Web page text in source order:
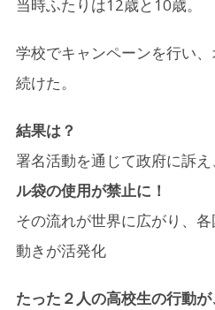
当時ふたりは12歳と10歳。
学校でキャンペーンを行い
続けた。
結果は？
署名活動を通じて政府に訴
ル袋の使用が禁止に！
その流れが世界に広がり、
動きが活発化
たった２人の高校生の行動